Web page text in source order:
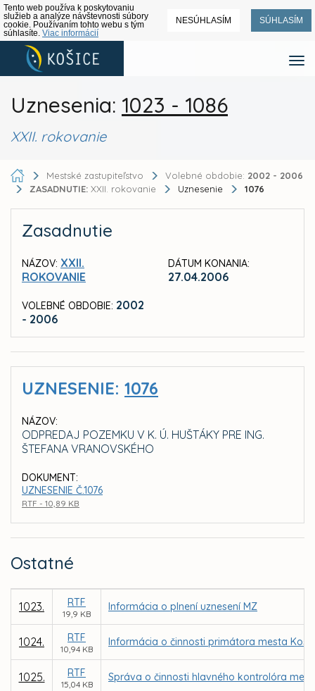
Tento web používa k poskytovaniu
služieb a analýze návštevnosti súbory
cookie. Používaním tohto webu s tým
súhlasíte. Viac informácií
NESÚHLASÍM SÚHLASÍM
Uznesenia: 1023 - 1086
XXII. rokovanie
Mestské zastupiteľstvo Volebné obdobie: 2002 - 2006
ZASADNUTIE: XXII. rokovanie Uznesenie 1076
Zasadnutie
NÁZOV: XXII.
ROKOVANIE
VOLEBNÉ OBDOBIE: 2002
- 2006
DÁTUM KONANIA:
27.04.2006
UZNESENIE: 1076
NÁZOV:
ODPREDAJ POZEMKU V K. Ú. HUŠTÁKY PRE ING.
ŠTEFANA VRANOVSKÉHO
DOKUMENT:
UZNESENIE Č.1076
RTF - 10,89 KB
Ostatné
1023. RTF
19,9 KB
Informácia o plnení uznesení MZ
1024. RTF
10,94 KB
Informácia o činnosti primátora mesta
1025. RTF
15,04 KB
Správa o činnosti hlavného kontrolóra